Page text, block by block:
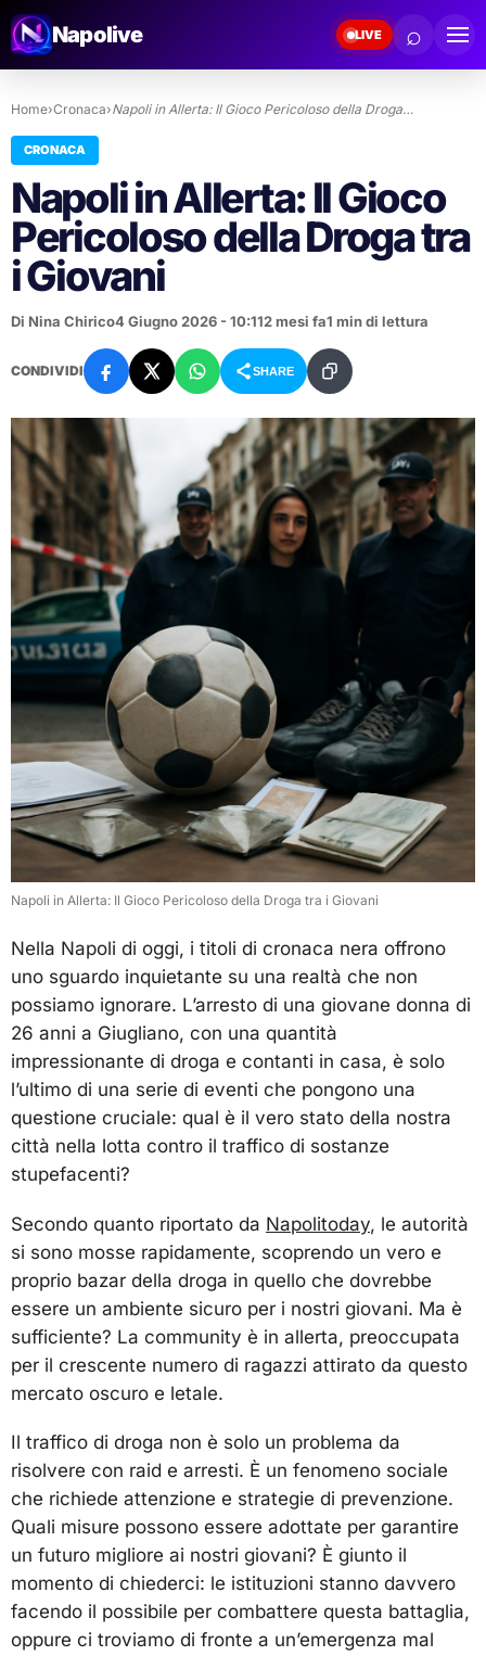
Napolive LIVE ⌕
Home›Cronaca›Napoli in Allerta: Il Gioco Pericoloso della Droga…
CRONACA
Napoli in Allerta: Il Gioco
Pericoloso della Droga tra
i Giovani
Di Nina Chirico4 Giugno 2026 - 10:112 mesi fa1 min di lettura
CONDIVIDI SHARE
Napoli in Allerta: Il Gioco Pericoloso della Droga tra i Giovani
Nella Napoli di oggi, i titoli di cronaca nera offrono
uno sguardo inquietante su una realtà che non
possiamo ignorare. L’arresto di una giovane donna di
26 anni a Giugliano, con una quantità
impressionante di droga e contanti in casa, è solo
l’ultimo di una serie di eventi che pongono una
questione cruciale: qual è il vero stato della nostra
città nella lotta contro il traffico di sostanze
stupefacenti?
Secondo quanto riportato da Napolitoday, le autorità
si sono mosse rapidamente, scoprendo un vero e
proprio bazar della droga in quello che dovrebbe
essere un ambiente sicuro per i nostri giovani. Ma è
sufficiente? La community è in allerta, preoccupata
per il crescente numero di ragazzi attirato da questo
mercato oscuro e letale.
Il traffico di droga non è solo un problema da
risolvere con raid e arresti. È un fenomeno sociale
che richiede attenzione e strategie di prevenzione.
Quali misure possono essere adottate per garantire
un futuro migliore ai nostri giovani? È giunto il
momento di chiederci: le istituzioni stanno davvero
facendo il possibile per combattere questa battaglia,
oppure ci troviamo di fronte a un’emergenza mal